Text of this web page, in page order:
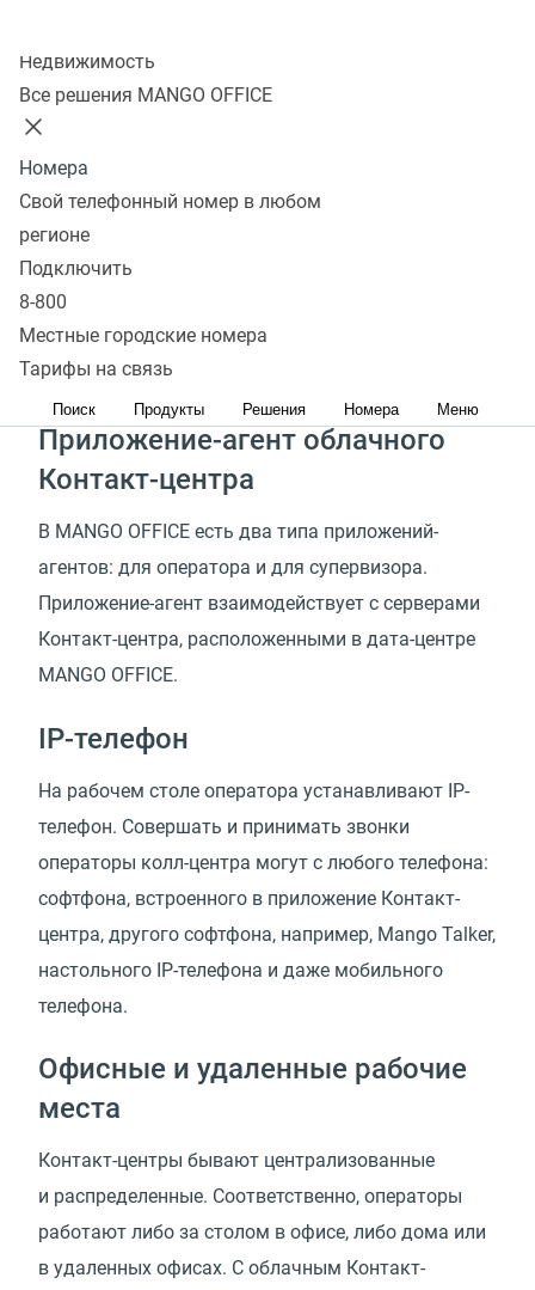
Недвижимость
Все решения MANGO OFFICE
Номера
Свой телефонный номер в любом
регионе
Подключить
8-800
Местные городские номера
Тарифы на связь
Поиск Продукты Решения Номера Меню
Из чего состоит рабочее
место оператора колл-
центра
На рабочем компьютере оператора работают
несколько приложений.
Приложение-агент облачного
Контакт-центра
В MANGO OFFICE есть два типа приложений-
агентов: для оператора и для супервизора.
Приложение-агент взаимодействует с серверами
Контакт-центра, расположенными в дата-центре
MANGO OFFICE.
IP-телефон
На рабочем столе оператора устанавливают IP-
телефон. Совершать и принимать звонки
операторы колл-центра могут с любого телефона:
софтфона, встроенного в приложение Контакт-
центра, другого софтфона, например, Mango Talker,
настольного IP-телефона и даже мобильного
телефона.
Офисные и удаленные рабочие
места
Контакт-центры бывают централизованные
и распределенные. Соответственно, операторы
работают либо за столом в офисе, либо дома или
в удаленных офисах. С облачным Контакт-